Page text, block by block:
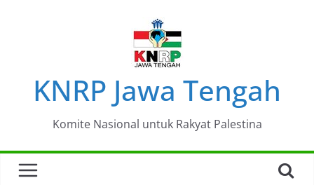
KNRP Jawa Tengah
Komite Nasional untuk Rakyat Palestina